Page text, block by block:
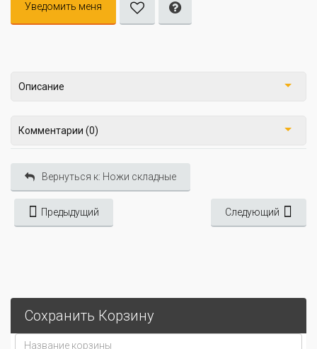
Уведомить меня
Описание
Комментарии (0)
Вернуться к: Ножи складные
Предыдущий Следующий
Сохранить Корзину